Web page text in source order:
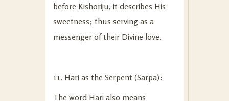
before Kishoriju, it describes His
sweetness; thus serving as a
messenger of their Divine love.
11. Hari as the Serpent (Sarpa):
The word Hari also means